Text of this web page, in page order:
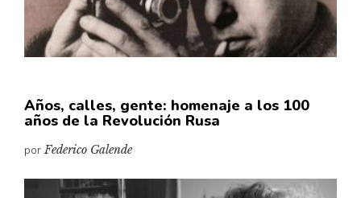
Años, calles, gente: homenaje a los 100
años de la Revolución Rusa
porFederico Galende